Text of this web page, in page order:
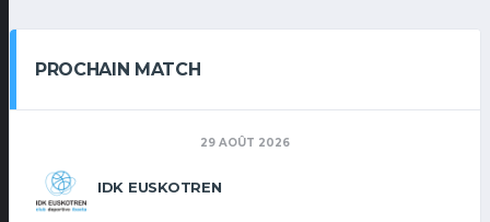
PROCHAIN MATCH
29 AOÛT 2026
IDK EUSKOTREN